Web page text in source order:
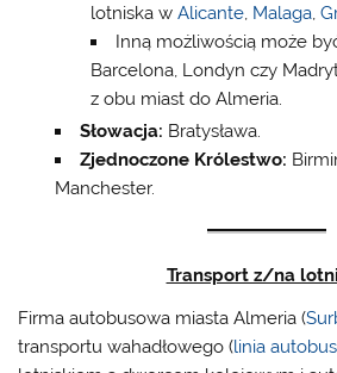
lotniska w Alicante, Malaga,
Inną możliwością może
Barcelona, Londyn czy
z obu miast do Almeria.
Słowacja: Bratysława.
Zjednoczone Królestwo:
Manchester.
Transport z/na
Firma autobusowa miasta Almeria (
transportu wahadłowego (linia